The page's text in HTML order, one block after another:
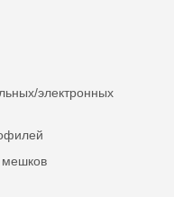
электронных
мешков